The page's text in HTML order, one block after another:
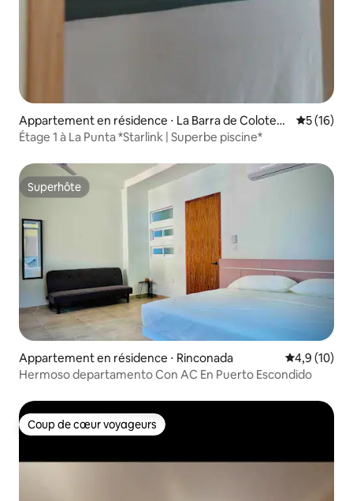
Appartement en résidence ⋅ La Barra de Colotep
ec
5 (16)
Étage 1 à La Punta *Starlink | Superbe piscine*
Superhôte
Superhôte
Appartement en résidence ⋅ Rinconada Évaluation
4,9 (10)
Hermoso departamento Con AC En Puerto Escondido
Coup de cœur voyageurs
Coup de cœur voyageurs